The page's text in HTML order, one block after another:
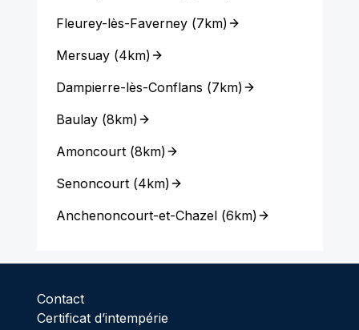
Fleurey-lès-Faverney(7km)
Mersuay(4km)
Dampierre-lès-Conflans (7km)
Baulay(8km)
Amoncourt(8km)
Senoncourt(4km)
Anchenoncourt-et-Chazel(6km)
Contact
Certificat d’intempérie